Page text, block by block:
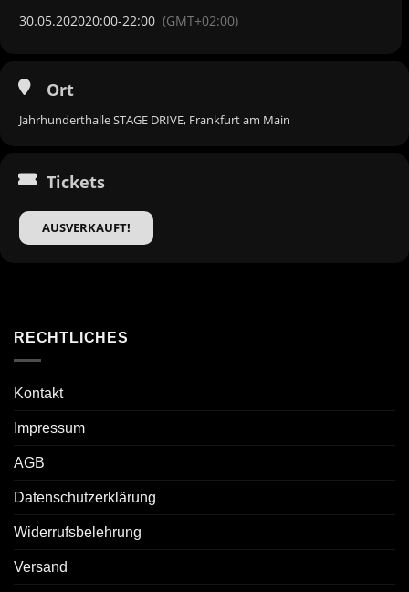
30.05.202020:00-22:00 (GMT+02:00)
Ort
Jahrhunderthalle STAGE DRIVE, Frankfurt am Main
Tickets
AUSVERKAUFT!
RECHTLICHES
Kontakt
Impressum
AGB
Datenschutzerklärung
Widerrufsbelehrung
Versand